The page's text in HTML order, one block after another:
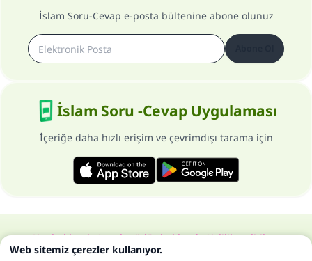
İslam Soru-Cevap e-posta bültenine abone olunuz
İslam Soru -Cevap Uygulaması
İçeriğe daha hızlı erişim ve çevrimdışı tarama için
Site hakkındaGenel Müdür hakkındaGizlilik Politikası
Bütün hakları, www.islam-qa.com sitesine aittir 1997-2025 ©
Web sitemiz çerezler kullanıyor.